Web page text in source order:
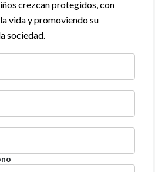
crezcan protegidos, con
vida y promoviendo su
sociedad.